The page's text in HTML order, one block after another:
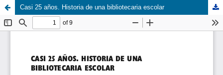
Casi 25 años. Historia de una bibliotecaria escolar